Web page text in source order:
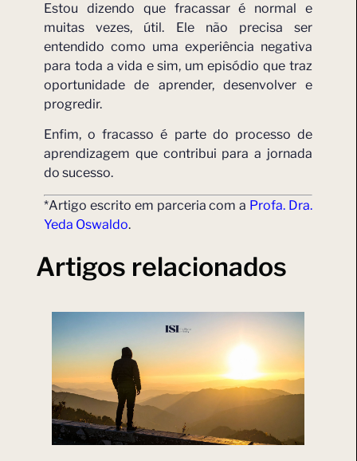
Estou dizendo que fracassar é normal e
muitas vezes, útil. Ele não precisa ser
entendido como uma experiência negativa
para toda a vida e sim, um episódio que traz
oportunidade de aprender, desenvolver e
progredir.
Enfim, o fracasso é parte do processo de
aprendizagem que contribui para a jornada
do sucesso.
*Artigo escrito em parceria com a Profa. Dra.
Yeda Oswaldo.
Artigos relacionados